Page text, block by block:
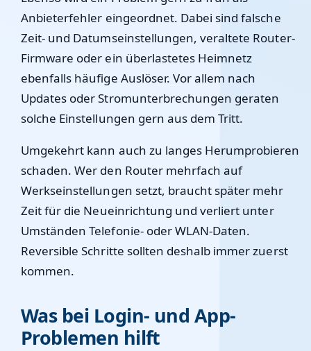
Anbieterfehler eingeordnet. Dabei sind falsche
Zeit- und Datumseinstellungen, veraltete Router-
Firmware oder ein überlastetes Heimnetz
ebenfalls häufige Auslöser. Vor allem nach
Updates oder Stromunterbrechungen geraten
solche Einstellungen gern aus dem Tritt.
Umgekehrt kann auch zu langes Herumprobieren
schaden. Wer den Router mehrfach auf
Werkseinstellungen setzt, braucht später mehr
Zeit für die Neueinrichtung und verliert unter
Umständen Telefonie- oder WLAN-Daten.
Reversible Schritte sollten deshalb immer zuerst
kommen.
Was bei Login- und App-
Problemen hilft